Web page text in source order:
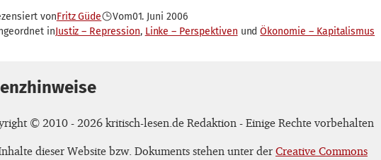
vonFritz Güde Vom01. Juni 2006
inJustiz – Repression Linke – Perspektiven Ökonomie – Kapitalismus
© 2010 - 2026 kritisch-lesen.de Redaktion - Einige Rechte vorbehalten
dieser Website bzw. Dokuments stehen unter der Creative Commons